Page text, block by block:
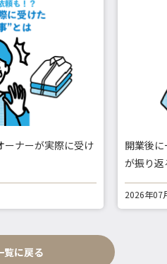
ーナーが実際に受け
開業後
が振り
2026年07
覧に戻る